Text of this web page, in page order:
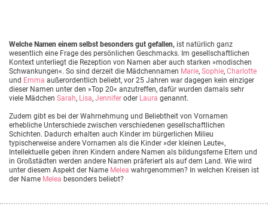
Welche Namen einem selbst besonders gut gefallen, ist natürlich ganz
wesentlich eine Frage des persönlichen Geschmacks. Im gesellschaftlichen
Kontext unterliegt die Rezeption von Namen aber auch starken »modischen
Schwankungen«. So sind derzeit die Mädchennamen Marie, Sophie, Charlotte
und Emma außerordentlich beliebt, vor 25 Jahren war dagegen kein einziger
dieser Namen unter den »Top 20« anzutreffen, dafür wurden damals sehr
viele Mädchen Sarah, Lisa, Jennifer oder Laura genannt.
Zudem gibt es bei der Wahrnehmung und Beliebtheit von Vornamen
erhebliche Unterschiede zwischen verschiedenen gesellschaftlichen
Schichten. Dadurch erhalten auch Kinder im bürgerlichen Milieu
typischerweise andere Vornamen als die Kinder »der kleinen Leute«,
Intellektuelle geben ihren Kindern andere Namen als bildungsferne Eltern und
in Großstädten werden andere Namen präferiert als auf dem Land. Wie wird
unter diesem Aspekt der Name Melea wahrgenommen? In welchen Kreisen ist
der Name Melea besonders beliebt?